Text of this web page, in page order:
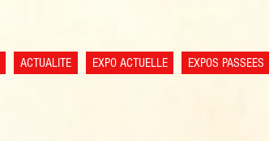
ACTUALITE EXPO ACTUELLE EXPOS PASSEES